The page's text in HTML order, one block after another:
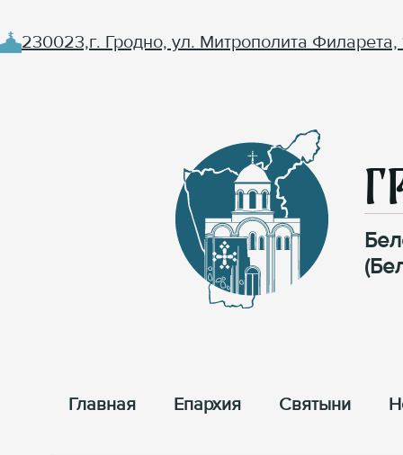
230023,г. Гродно, ул. Митрополита Филарета,
Главная Епархия Cвятыни